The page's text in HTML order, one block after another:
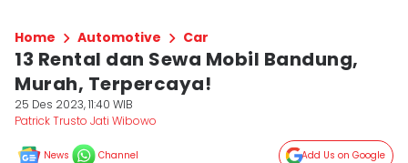
Home Automotive Car
13 Rental dan Sewa Mobil Bandung,
Murah, Terpercaya!
25 Des 2023, 11:40 WIB
Patrick Trusto Jati Wibowo
News Channel Add Us on Google